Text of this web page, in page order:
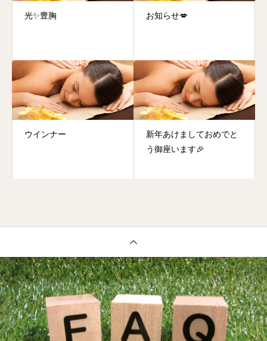
光✨豊胸 お知らせ💋
ウインナー
新年あけましておめでと
う御座います🎉